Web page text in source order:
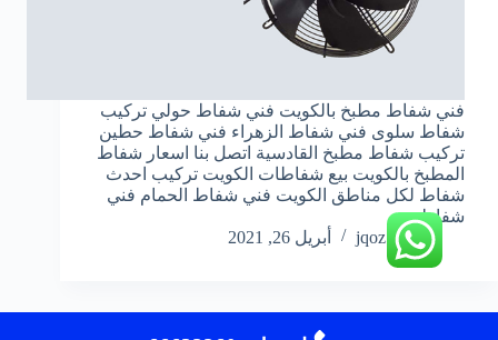
فني شفاط مطبخ بالكويت فني شفاط حولي تركيب
شفاط سلوى فني شفاط الزهراء فني شفاط حطين
تركيب شفاط مطبخ القادسية اتصل بنا اسعار شفاط
المطبخ بالكويت بيع شفاطات الكويت تركيب احدث
شفاط لكل مناطق الكويت فني شفاط الحمام فني
شفاط…
jqoz51ek
أبريل 26, 2021